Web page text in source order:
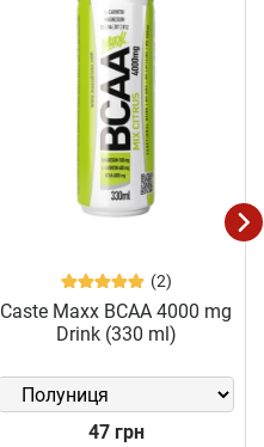
(2)
Caste Maxx BCAA 4000 mg
Drink (330 ml)
47 грн